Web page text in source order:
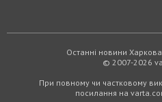
Останні новини Харкова
© 2007-2026
При повному чи частковому
посилання на